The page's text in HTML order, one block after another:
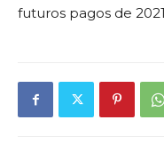
futuros pagos de